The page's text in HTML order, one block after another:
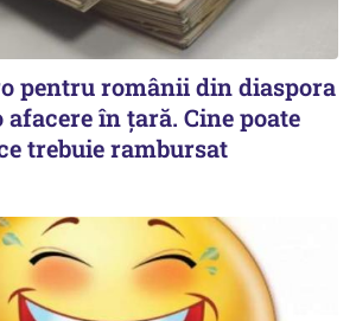
pentru românii din diaspora
afacere în țară. Cine poate
trebuie rambursat